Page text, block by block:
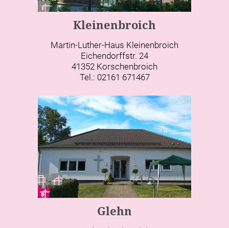
Kleinenbroich
Martin-Luther-Haus Kleinenbroich
Eichendorffstr. 24
41352 Korschenbroich
Tel.: 02161 671467
Glehn